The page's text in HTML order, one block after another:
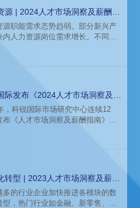
源 | 2024人才市场洞察及薪酬指
源职能需求态势趋弱。部分新兴产
内人力资源岗位需求增长。不同类
际发布《2024人才市场洞察及薪
》
，科锐国际市场研究中心连续12
布《人才市场洞察及薪酬指南》报
转型 | 2023人才市场洞察及薪酬
多的行业企业加快推进各模块的数
型，热门行业如金融、新零售、新